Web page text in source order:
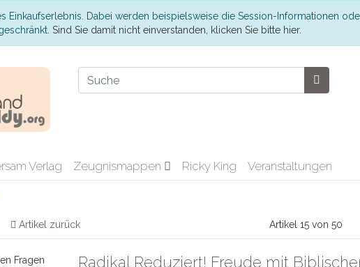
Einkaufserlebnis. Dabei werden beispielsweise die Session-Informationen
Sind Sie damit nicht einverstanden, klicken Sie bitte hier.
Verlag Zeugnismappen Ricky King Veranstaltungen
Artikel zurück Artikel 15 von 50
Radikal Reduziert! Freude mit